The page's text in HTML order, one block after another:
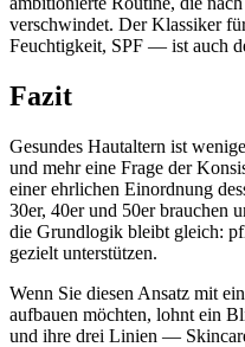
verschwindet. Der Klassiker
Feuchtigkeit, SPF — ist auch
Fazit
Gesundes Hautaltern ist
und mehr eine Frage der
einer ehrlichen Einordnung
30er, 40er und 50er brauchen
die Grundlogik bleibt gleich:
gezielt unterstützen.
Wenn Sie diesen Ansatz mit
aufbauen möchten, lohnt ein
und ihre drei Linien —